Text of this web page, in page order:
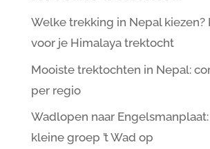
Welke trekking in Nepal kiezen?
voor je Himalaya trektocht
Mooiste trektochten in Nepal:
per regio
Wadlopen naar
kleine groep ’t Wad op